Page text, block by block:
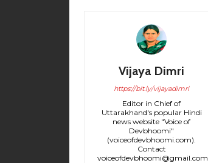
Vijaya Dimri
https://bit.ly/vijayadimri
Editor in Chief of
Uttarakhand's popular Hindi
news website "Voice of
Devbhoomi"
(voiceofdevbhoomi.com).
Contact
voiceofdevbhoomi@gmail.com